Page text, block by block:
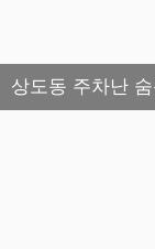
상도동 주차난